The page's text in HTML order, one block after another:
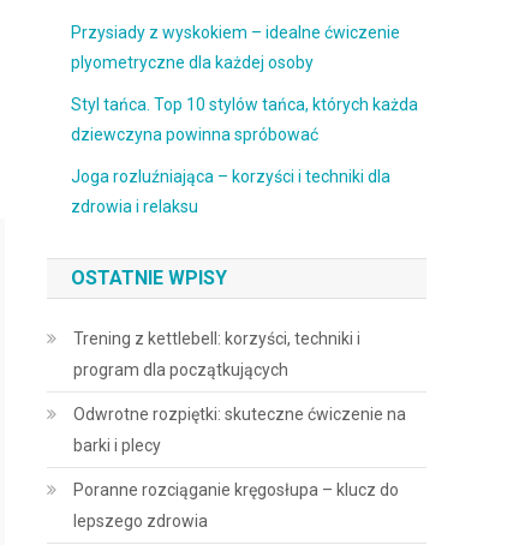
Przysiady z wyskokiem – idealne ćwiczenie
plyometryczne dla każdej osoby
Styl tańca. Top 10 stylów tańca, których każda
dziewczyna powinna spróbować
Joga rozluźniająca – korzyści i techniki dla
zdrowia i relaksu
OSTATNIE WPISY
Trening z kettlebell: korzyści, techniki i
program dla początkujących
Odwrotne rozpiętki: skuteczne ćwiczenie na
barki i plecy
Poranne rozciąganie kręgosłupa – klucz do
lepszego zdrowia